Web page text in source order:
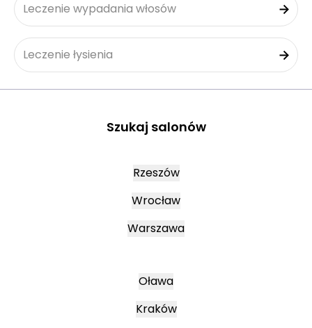
Leczenie wypadania włosów
Leczenie łysienia
Szukaj salonów
Rzeszów
Wrocław
Warszawa
Oława
Kraków